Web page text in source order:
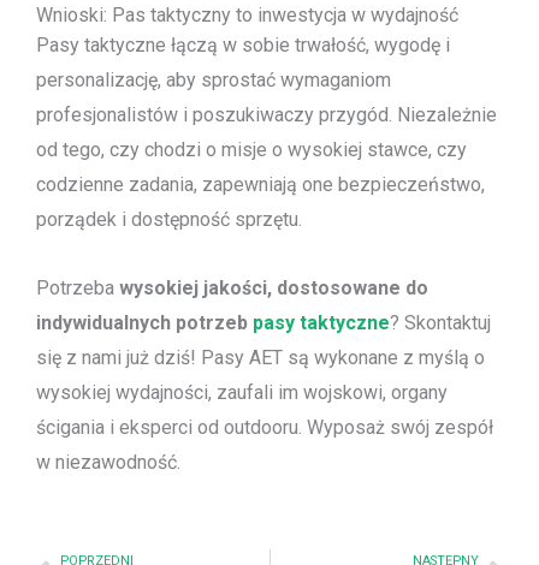
Wnioski: Pas taktyczny to inwestycja w wydajność
Pasy taktyczne łączą w sobie trwałość, wygodę i
personalizację, aby sprostać wymaganiom
profesjonalistów i poszukiwaczy przygód. Niezależnie
od tego, czy chodzi o misje o wysokiej stawce, czy
codzienne zadania, zapewniają one bezpieczeństwo,
porządek i dostępność sprzętu.
Potrzeba wysokiej jakości, dostosowane do
indywidualnych potrzeb pasy taktyczne? Skontaktuj
się z nami już dziś! Pasy AET są wykonane z myślą o
wysokiej wydajności, zaufali im wojskowi, organy
ścigania i eksperci od outdooru. Wyposaż swój zespół
w niezawodność.
POPRZEDNI NASTĘPNY